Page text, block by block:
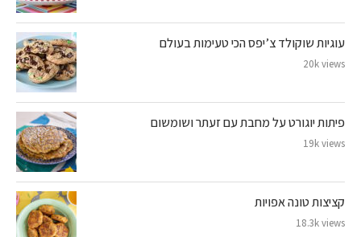
עוגיות שוקולד צ’יפס הכי טעימות בעולם
20k views
פיתות יוגורט על מחבת עם זעתר ושומשום
19k views
קציצות טונה אפויות
18.3k views